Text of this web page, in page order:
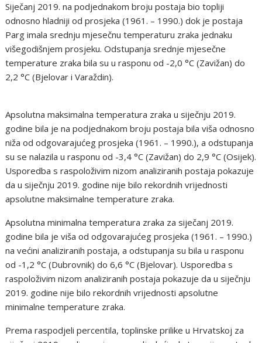
Siječanj 2019. na podjednakom broju postaja bio topliji
odnosno hladniji od prosjeka (1961. – 1990.) dok je postaja
Parg imala srednju mjesečnu temperaturu zraka jednaku
višegodišnjem prosjeku. Odstupanja srednje mjesečne
temperature zraka bila su u rasponu od -2,0 °C (Zavižan) do
2,2 °C (Bjelovar i Varaždin).
Apsolutna maksimalna temperatura zraka u siječnju 2019.
godine bila je na podjednakom broju postaja bila viša odnosno
niža od odgovarajućeg prosjeka (1961. – 1990.), a odstupanja
su se nalazila u rasponu od -3,4 °C (Zavižan) do 2,9 °C (Osijek).
Usporedba s raspoloživim nizom analiziranih postaja pokazuje
da u siječnju 2019. godine nije bilo rekordnih vrijednosti
apsolutne maksimalne temperature zraka.
Apsolutna minimalna temperatura zraka za siječanj 2019.
godine bila je viša od odgovarajućeg prosjeka (1961. – 1990.)
na većini analiziranih postaja, a odstupanja su bila u rasponu
od -1,2 °C (Dubrovnik) do 6,6 °C (Bjelovar). Usporedba s
raspoloživim nizom analiziranih postaja pokazuje da u siječnju
2019. godine nije bilo rekordnih vrijednosti apsolutne
minimalne temperature zraka.
Prema raspodjeli percentila, toplinske prilike u Hrvatskoj za